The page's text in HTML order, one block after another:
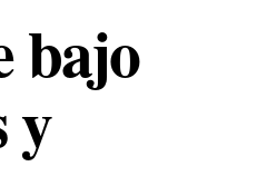
bajo
y